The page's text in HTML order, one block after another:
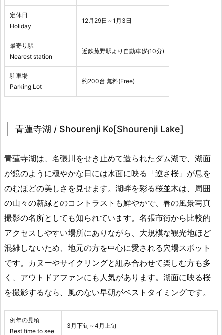
定休日
Holiday
12月29日～1月3日
最寄り駅
Nearest station
近鉄菰野駅より自動車(約10分)
駐車場
Parking Lot
約200台 無料(Free)
青蓮寺湖 / Shourenji Ko[Shourenji Lake]
青蓮寺湖は、名張川をせき止めて造られたダム湖で、湖面
が鏡のように穏やかな日には水面に映る「逆さ桜」が息を
のむほどの美しさを見せます。湖畔を彩る桜並木は、周囲
の山々の新緑とのコントラストも鮮やかで、春の風景写真
撮影の名所としても知られています。名張市街から比較的
アクセスしやすい場所にありながら、大規模な観光地ほど
混雑しないため、地元の方を中心に愛される穴場スポット
です。カヌーやサイクリングと組み合わせて楽しむ方も多
く、アウトドアファンにも人気があります。湖面に映る桜
を撮影するなら、風のない早朝がベストタイミングです。
例年の見頃
Best time to see
3月下旬～4月上旬